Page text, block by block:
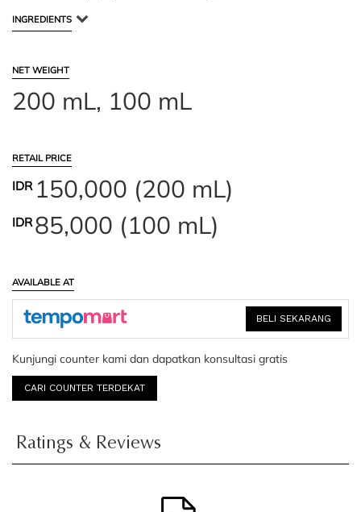
INGREDIENTS
NET WEIGHT
200 mL, 100 mL
RETAIL PRICE
IDR150,000 (200 mL)
IDR85,000 (100 mL)
AVAILABLE AT
BELI SEKARANG
Kunjungi counter kami dan dapatkan konsultasi gratis
CARI COUNTER TERDEKAT
Ratings & Reviews